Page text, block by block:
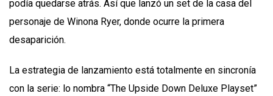
podía quedarse atrás. Así que lanzó un set de la casa del
personaje de Winona Ryer, donde ocurre la primera
desaparición.
La estrategia de lanzamiento está totalmente en sincronía
con la serie: lo nombra “The Upside Down Deluxe Playset”